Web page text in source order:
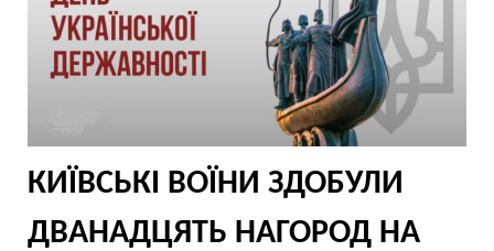
КИЇВСЬКІ ВОЇНИ ЗДОБУЛИ
ДВАНАДЦЯТЬ НАГОРОД НА